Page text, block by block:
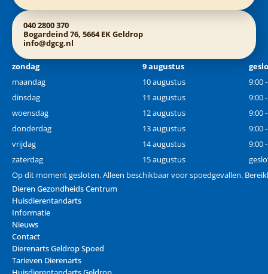
040 2800 370
Bogardeind 76, 5664 EK Geldrop
info@dgcg.nl
zondag 9 augustus
maandag
10 augustus
9:00
dinsdag
11 augustus
9:00
woensdag
12 augustus
9:00
donderdag
13 augustus
9:00
vrijdag
14 augustus
9:00
zaterdag
15 augustus
Op dit moment gesloten. Alleen beschikbaar voor spoedgevallen.
Dieren Gezondheids Centrum
Huisdierentandarts
Informatie
Nieuws
Contact
Dierenarts Geldrop Spoed
Tarieven Dierenarts